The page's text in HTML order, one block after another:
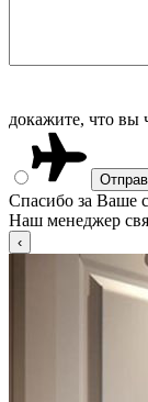
докажите, что вы
Спасибо за Ваше
Наш менеджер